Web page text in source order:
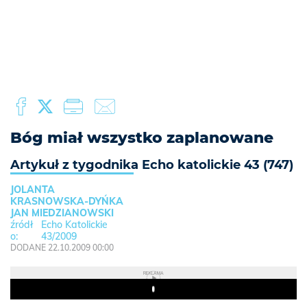
Bóg miał wszystko zaplanowane
Artykuł z tygodnika Echo katolickie 43 (747)
JOLANTA
KRASNOWSKA-DYŃKA
JAN MIEDZIANOWSKI
Echo Katolickie
43/2009
DODANE 22.10.2009 00:00
REKLAMA
Play